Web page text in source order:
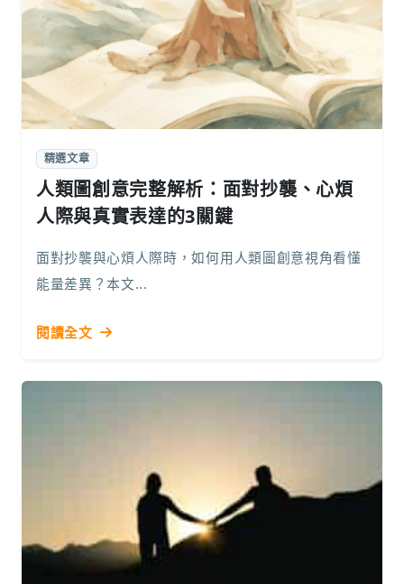
精選文章
人類圖創意完整解析：面對抄襲、心煩
人際與真實表達的3關鍵
面對抄襲與心煩人際時，如何用人類圖創意視角看懂
能量差異？本文...
閱讀全文